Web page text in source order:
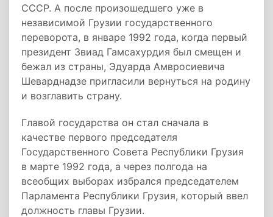
СССР. А после произошедшего уже в
независимой Грузии государственного
переворота, в январе 1992 года, когда первый
президент Звиад Гамсахурдия был смещен и
бежал из страны, Эдуарда Амвросиевича
Шеварднадзе пригласили вернуться на родину
и возглавить страну.
Главой государства он стал сначала в
качестве первого председателя
Государственного Совета Республики Грузия
в марте 1992 года, а через полгода на
всеобщих выборах избрался председателем
Парламента Республики Грузия, который ввел
должность главы Грузии.